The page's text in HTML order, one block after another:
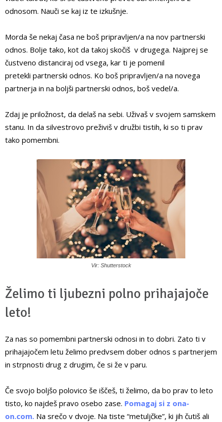
odnosom. Nauči se kaj iz te izkušnje.
Morda še nekaj časa ne boš pripravljen/a na nov partnerski
odnos. Bolje tako, kot da takoj skočiš v drugega. Najprej se
čustveno distanciraj od vsega, kar ti je pomenil
pretekli partnerski odnos. Ko boš pripravljen/a na novega
partnerja in na boljši partnerski odnos, boš vedel/a.
Zdaj je priložnost, da delaš na sebi. Uživaš v svojem samskem
stanu. In da silvestrovo preživiš v družbi tistih, ki so ti prav
tako pomembni.
Vir: Shutterstock
Želimo ti ljubezni polno prihajajoče
leto!
Za nas so pomembni partnerski odnosi in to dobri. Zato ti v
prihajajočem letu želimo predvsem dober odnos s partnerjem
in strpnosti drug z drugim, če si že v paru.
Če svojo boljšo polovico še iščeš, ti želimo, da bo prav to leto
tisto, ko najdeš pravo osebo zase. Pomagaj si z ona-
on.com. Na srečo v dvoje. Na tiste “metuljčke”, ki jih čutiš ali